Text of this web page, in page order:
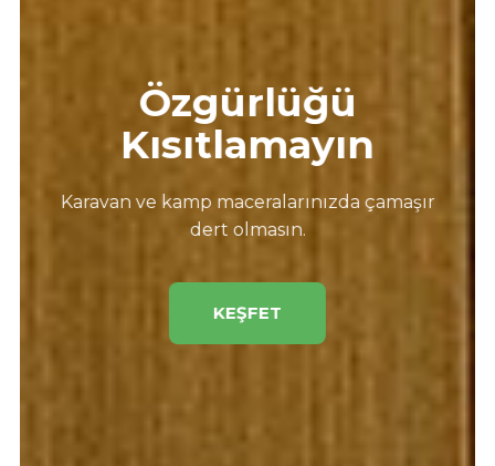
Özgürlüğü
Kısıtlamayın
Karavan ve kamp maceralarınızda çamaşır
dert olmasın.
KEŞFET